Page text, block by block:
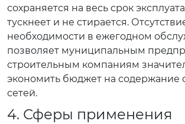
сохраняется на весь срок
тускнеет и не стирается.
необходимости в ежегодном
позволяет муниципальным
строительным компаниям
экономить бюджет на содержание
сетей.
4. Сферы применения